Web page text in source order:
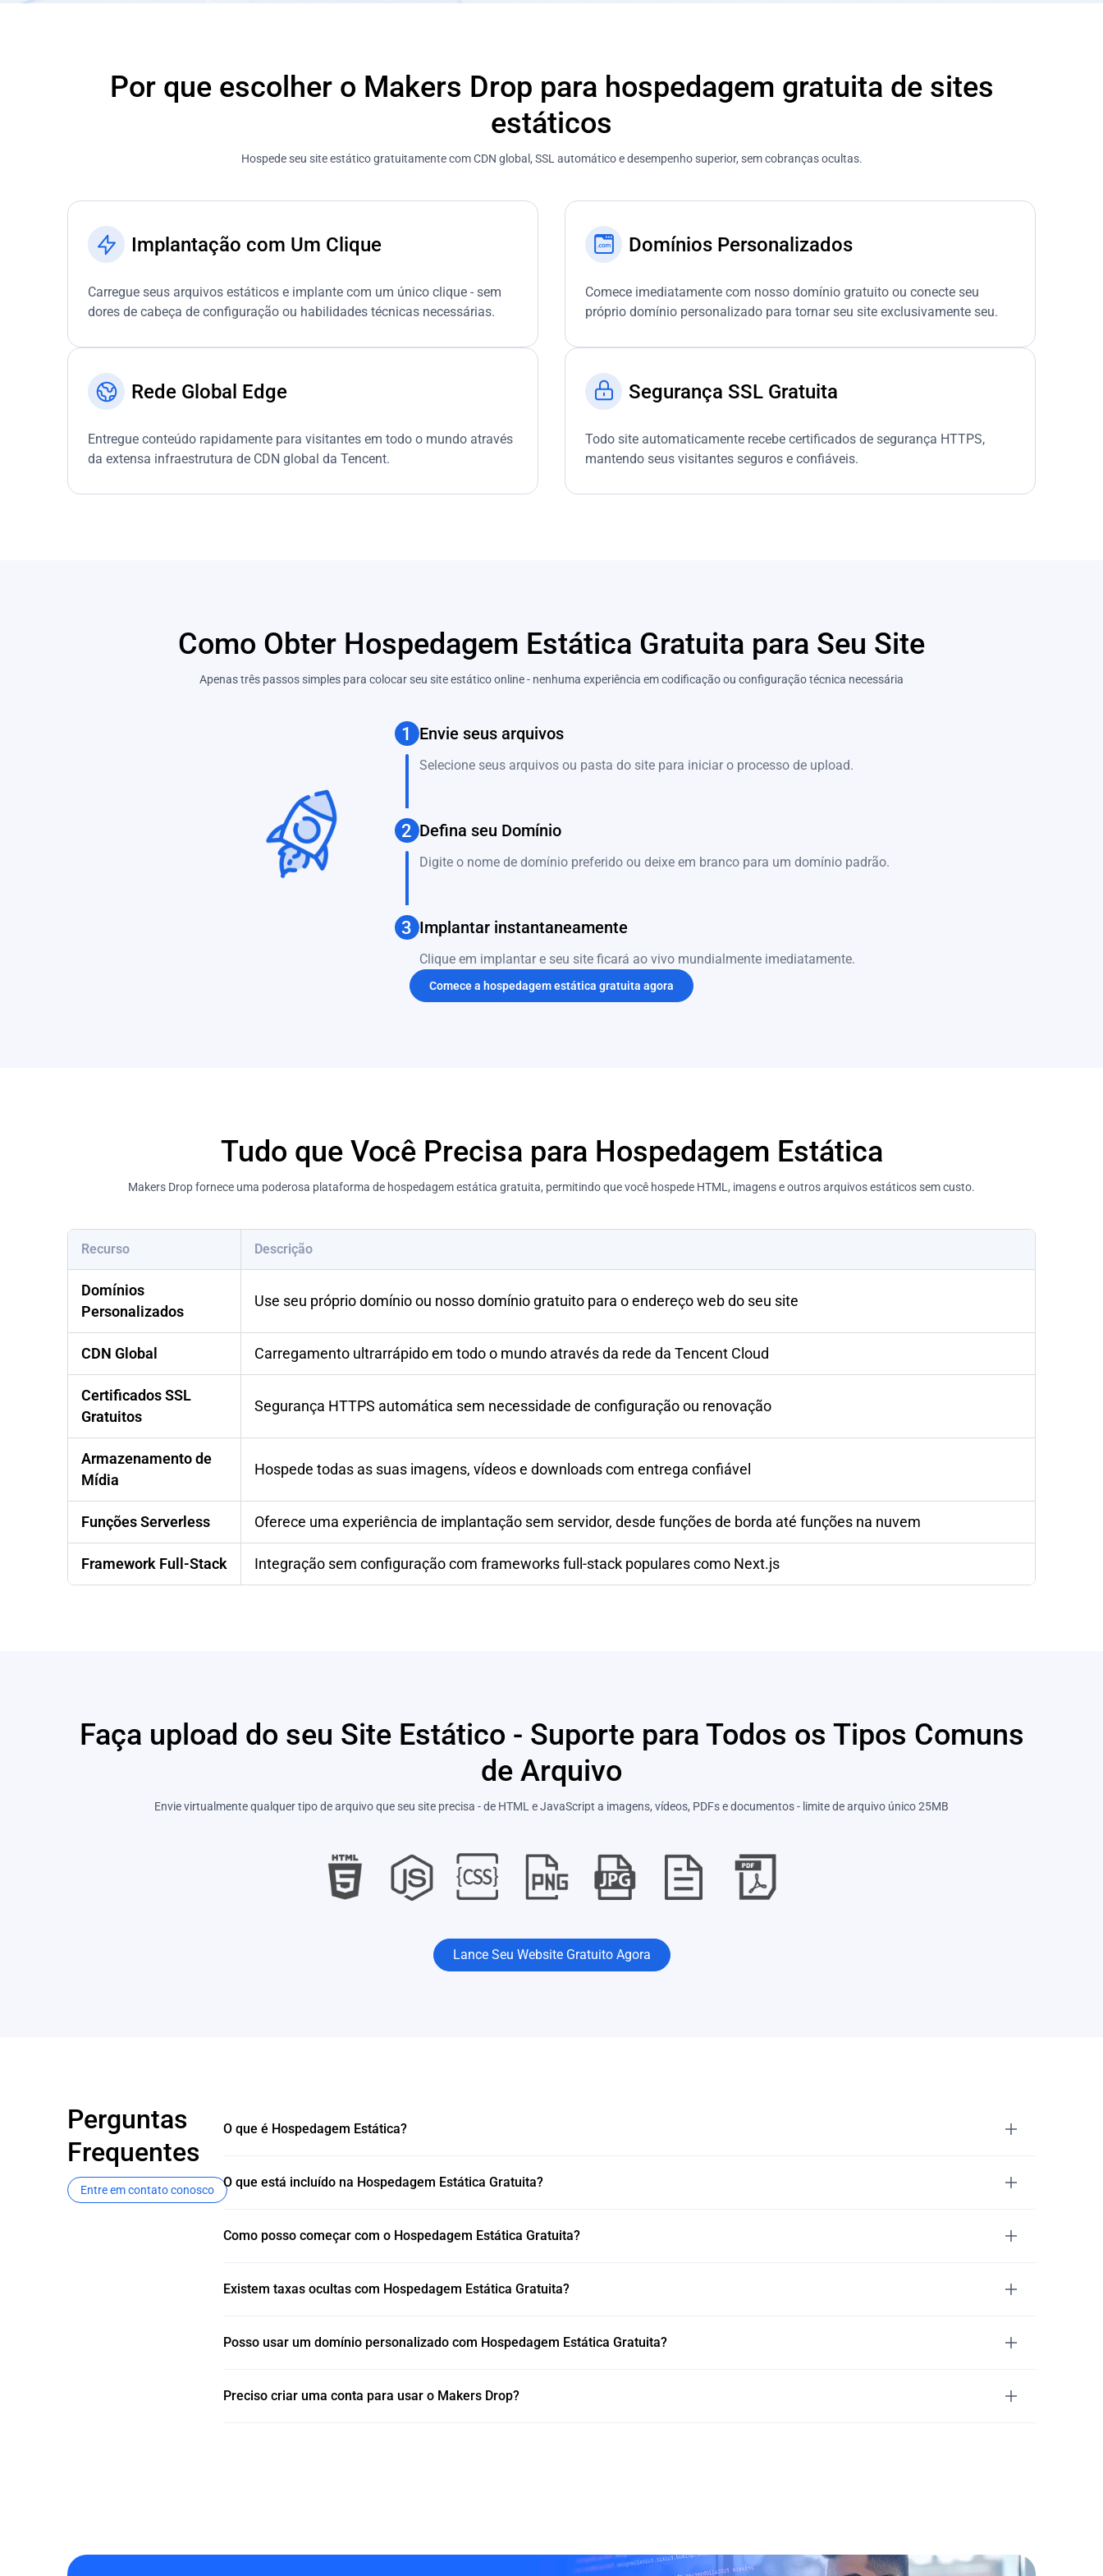
Por que escolher o Makers Drop para hospedagem gratuita de sites
estáticos
Hospede seu site estático gratuitamente com CDN global, SSL automático e desempenho superior, sem cobranças ocultas.
Implantação com Um Clique
Carregue seus arquivos estáticos e implante com um único clique - sem
dores de cabeça de configuração ou habilidades técnicas necessárias.
Domínios Personalizados
Comece imediatamente com nosso domínio gratuito ou conecte seu
próprio domínio personalizado para tornar seu site exclusivamente seu.
Rede Global Edge
Entregue conteúdo rapidamente para visitantes em todo o mundo através
da extensa infraestrutura de CDN global da Tencent.
Segurança SSL Gratuita
Todo site automaticamente recebe certificados de segurança HTTPS,
mantendo seus visitantes seguros e confiáveis.
Como Obter Hospedagem Estática Gratuita para Seu Site
Apenas três passos simples para colocar seu site estático online - nenhuma experiência em codificação ou configuração técnica necessária
1 Envie seus arquivos
Selecione seus arquivos ou pasta do site para iniciar o processo de upload.
2 Defina seu Domínio
Digite o nome de domínio preferido ou deixe em branco para um domínio padrão.
3 Implantar instantaneamente
Clique em implantar e seu site ficará ao vivo mundialmente imediatamente.
Comece a hospedagem estática gratuita agora
Tudo que Você Precisa para Hospedagem Estática
Makers Drop fornece uma poderosa plataforma de hospedagem estática gratuita, permitindo que você hospede HTML, imagens e outros arquivos estáticos sem custo.
Recurso Descrição
Domínios
Personalizados
Use seu próprio domínio ou nosso domínio gratuito para o endereço web do seu site
CDN Global Carregamento ultrarrápido em todo o mundo através da rede da Tencent Cloud
Certificados SSL
Gratuitos
Segurança HTTPS automática sem necessidade de configuração ou renovação
Armazenamento de
Mídia
Hospede todas as suas imagens, vídeos e downloads com entrega confiável
Funções Serverless Oferece uma experiência de implantação sem servidor, desde funções de borda até funções na nuvem
Framework Full-Stack Integração sem configuração com frameworks full-stack populares como Next.js
Faça upload do seu Site Estático - Suporte para Todos os Tipos Comuns
de Arquivo
Envie virtualmente qualquer tipo de arquivo que seu site precisa - de HTML e JavaScript a imagens, vídeos, PDFs e documentos - limite de arquivo único 25MB
Lance Seu Website Gratuito Agora
Perguntas
Frequentes
Entre em contato conosco
O que é Hospedagem Estática?
O que está incluído na Hospedagem Estática Gratuita?
Como posso começar com o Hospedagem Estática Gratuita?
Existem taxas ocultas com Hospedagem Estática Gratuita?
Posso usar um domínio personalizado com Hospedagem Estática Gratuita?
Preciso criar uma conta para usar o Makers Drop?